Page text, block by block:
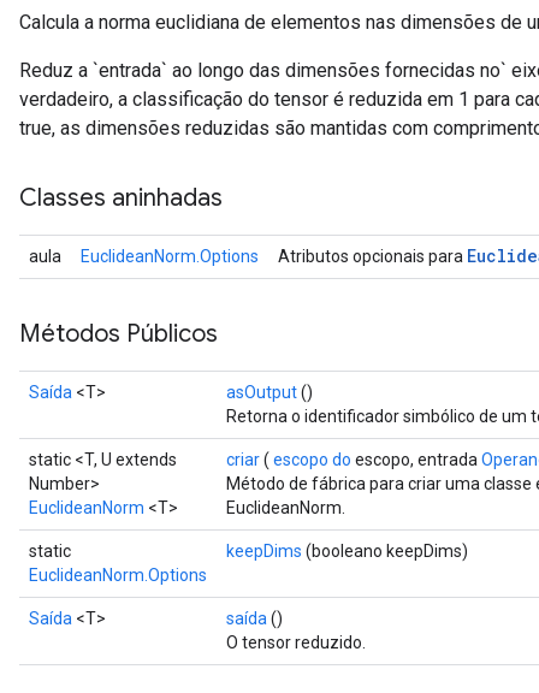
Calcula a norma euclidiana de elementos nas dimensões de
Reduz a `entrada` ao longo das dimensões fornecidas no`
verdadeiro, a classificação do tensor é reduzida em 1 para
true, as dimensões reduzidas são mantidas com
Classes aninhadas
aula EuclideanNorm.Options Atributos opcionais para
Métodos Públicos
Saída <T> asOutput()
Retorna o identificador simbólico de um
static <T, U extends
Number>
EuclideanNorm <T>
criar( escopo do escopo, entrada
Método de fábrica para criar uma
EuclideanNorm.
static
EuclideanNorm.Options
keepDims (booleano keepDims)
Saída <T> saída ()
O tensor reduzido.